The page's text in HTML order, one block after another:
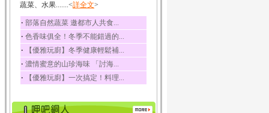
豆豉
豆豉裡頭含有營養的蛋
白質、脂肪、鈣、磷...
榛果
榛果裡所含的營養素有
蛋白質、脂肪、醣類...
迷迭香
酸、迷迭香酸、植物...
蔬菜、水果.......<詳全文>
‧ 部落自然蔬菜 邀都市人共食...
‧ 色香味俱全！冬季不能錯過的...
‧ 【優雅玩廚】冬季健康輕鬆補...
‧ 濃情蜜意的山珍海味 「討海...
‧ 【優雅玩廚】一次搞定！料理...